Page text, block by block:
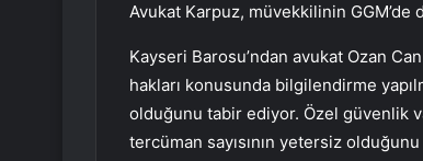
Avukat Karpuz, müvekkilinin
Kayseri Barosu’ndan avukat Ozan
hakları konusunda bilgilendirme
olduğunu tabir ediyor. Özel güvenlik
tercüman sayısının yetersiz